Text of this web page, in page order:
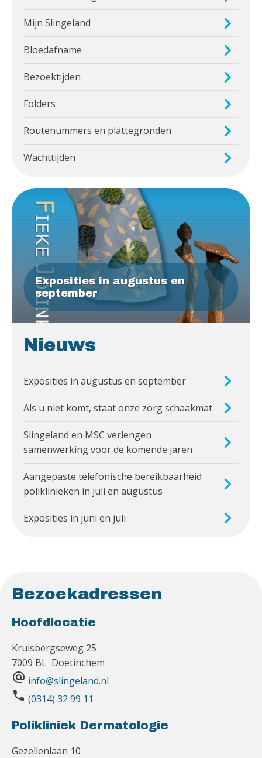
Mijn Slingeland
Bloedafname
Bezoektijden
Folders
Routenummers en plattegronden
Wachttijden
Exposities in augustus en
september
Nieuws
Exposities in augustus en september
Als u niet komt, staat onze zorg schaakmat
Slingeland en MSC verlengen
samenwerking voor de komende jaren
Aangepaste telefonische bereikbaarheid
poliklinieken in juli en augustus
Exposities in juni en juli
Bezoekadressen
Hoofdlocatie
Kruisbergseweg 25
7009 BL Doetinchem
alternate_email info@slingeland.nl
phone (0314) 32 99 11
Polikliniek Dermatologie
Gezellenlaan 10